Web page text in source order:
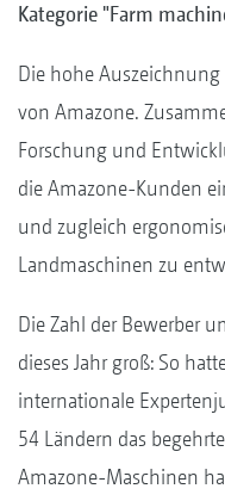
Kategorie "Farm
Die hohe
von Amazone.
Forschung und
die Amazone-Kunden
und zugleich
Landmaschinen zu
Die Zahl der Bewerber
dieses Jahr groß: So
internationale
54 Ländern das
Amazone-Maschinen